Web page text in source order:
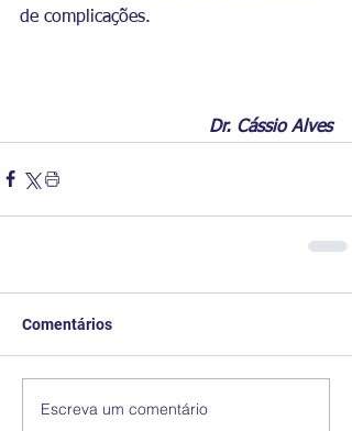
de complicações.
Dr. Cássio Alves
Comentários
Escreva um comentário